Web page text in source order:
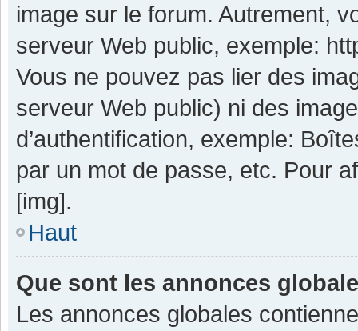
image sur le forum. Autrement,
serveur Web public, exemple:
Vous ne pouvez pas lier des
serveur Web public) ni des
d’authentification, exemple:
par un mot de passe, etc. Pour
[img].
Haut
Que sont les annonces
Les annonces globales